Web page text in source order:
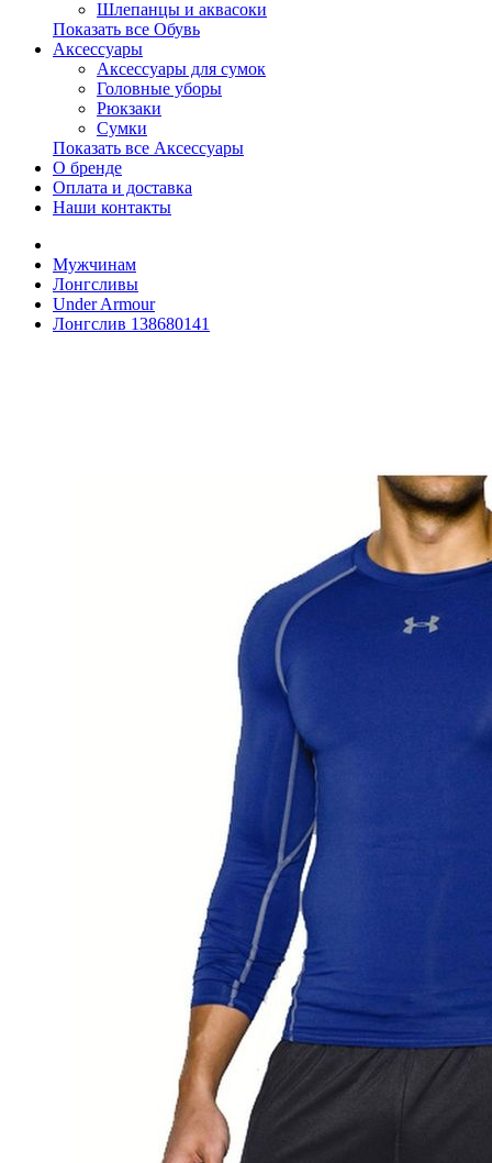
Шлепанцы и аквасоки
Показать все Обувь
Аксессуары
Аксессуары для сумок
Головные уборы
Рюкзаки
Сумки
Показать все Аксессуары
О бренде
Оплата и доставка
Наши контакты
Мужчинам
Лонгсливы
Under Armour
Лонгслив 138680141